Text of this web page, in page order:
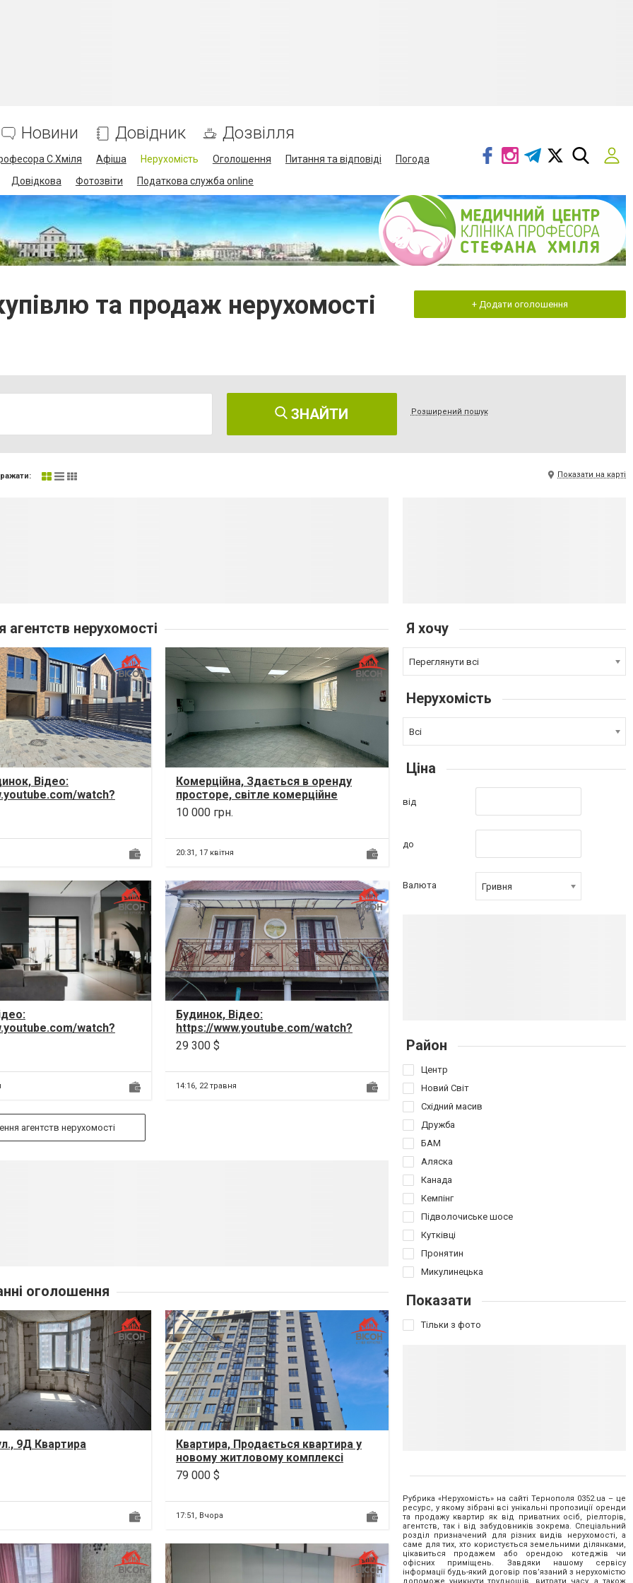
Новини Довідник Дозвілля
С.Хміля Афіша Нерухомість Оголошення Питання та відповіді
Погода
Довідкова Фотозвіти Податкова служба online
та продаж нерухомості
+ Додати оголошення
ЗНАЙТИ Розширений пошук
Показати на карті
нерухомості
Відео:
watch?
Продаж будинку
ЖК Wes...
Комерційна, Здається в оренду
просторе, світле комерційне
приміщення вільного призначення.
Локація:...
10 000 грн.
20:31, 17 квітня
watch?
Продається
у Тернопол...
Будинок, Відео:
https://www.youtube.com/watch?
v=u4zHP4g4TrI Пропонуємо вам на
продаж двоповерховий...
29 300 $
14:16, 22 травня
агентств нерухомості
оголошення
9Д Квартира
Квартира, Продається квартира у
новому житловому комплексі
Atlanta Tower на шостому поверсі.
Загальн...
79 000 $
17:51, Вчора
Я хочу
Переглянути всі
Нерухомість
Всі
Ціна
від
до
Валюта Гривня
Район
Центр
Новий Світ
Східний масив
Дружба
БАМ
Аляска
Канада
Кемпінг
Підволочиське шосе
Кутківці
Пронятин
Микулинецька
Показати
Тільки з фото
Рубрика «Нерухомість» на сайті Тернополя 0352.ua – це
ресурс, у якому зібрані всі унікальні пропозиції оренди
та продажу квартир як від приватних осіб, ріелторів,
агентств, так і від забудовників зокрема. Спеціальний
розділ призначений для різних видів нерухомості, а
саме для тих, хто користується земельними ділянками,
цікавиться продажем або орендою котеджів чи
офісних приміщень. Завдяки нашому сервісу
інформації будь-який договір пов’язаний з нерухомістю